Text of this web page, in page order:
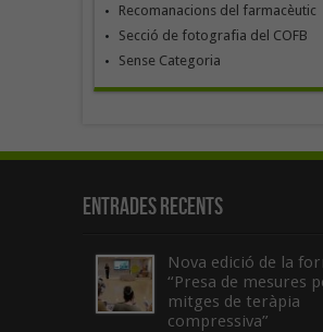
Recomanacions del farmacèutic
Secció de fotografia del COFB
Sense Categoria
Entrades recents
Nova edició de la
“Presa de mesures
mitges de teràpia
compressiva”